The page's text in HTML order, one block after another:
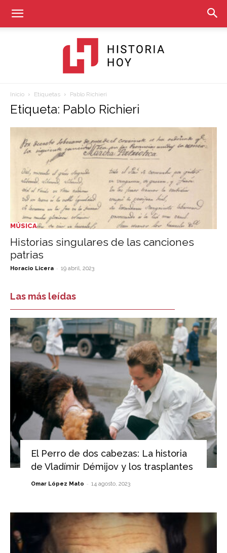
Hoy
Inicio Etiquetas Pablo Richieri
Etiqueta: Pablo Richieri
MÚSICA
Historias singulares de las canciones
patrias
Horacio Licera - 19 abril, 2023
Las más leídas
El Perro de dos cabezas: La historia
de Vladímir Démijov y los trasplantes
Omar López Mato - 14 agosto, 2023